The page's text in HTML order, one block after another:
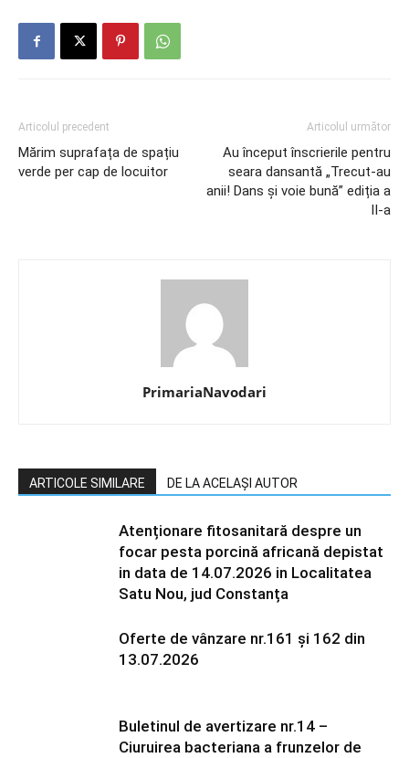
Articolul precedent
Mărim suprafața de spațiu
verde per cap de locuitor
Articolul următor
Au început înscrierile pentru
seara dansantă „Trecut-au
anii! Dans și voie bună” ediția a
II-a
PrimariaNavodari
ARTICOLE SIMILARE DE LA ACELAȘI AUTOR
Atenționare fitosanitară despre un
focar pesta porcină africană depistat
in data de 14.07.2026 in Localitatea
Satu Nou, jud Constanța
Oferte de vânzare nr.161 și 162 din
13.07.2026
Buletinul de avertizare nr.14 –
Ciuruirea bacteriana a frunzelor de